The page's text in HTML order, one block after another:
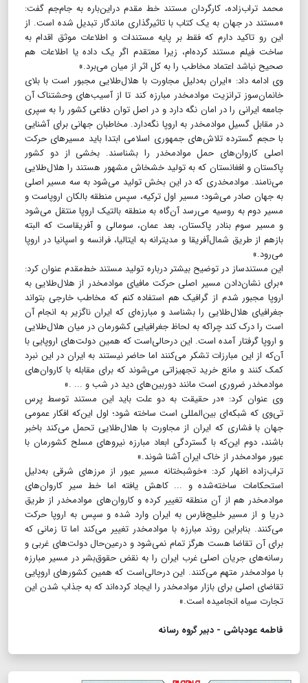
محمد تراب‌زاده، کارگردان مستند خط مقدم دراین‌باره به جام‌جم گفت:
«مستند در جهان به یک کتاب با تاثیرگذاری ماندگار تبدیل شده است. از
این رو تاکید دارم که فقط بر پایه مستندات و اطلاعات موثق اقدام به
ساخت فیلم مستند کرده‌ام، زیرا معتقدم اگر یک داده یا اطلاعات هم
صحیح نباشد اعتماد مخاطب را به کل اثر از میان می‌برد.»
وی ادامه داد: «ایران به‌دلیل مجاورت با هلال‌طلایی مجبور است با بلای
خانمان‌سوز ترانزیت موادمخدر مبارزه کند تا از آسیب‌های وحشتناک آن
جامعه ایرانی را در امان نگه دارد و در اصل توان دفاعی کشور را به سپری
در مقابل گسیل موادمخدر به اروپا نگه‌دارد. مخاطبان جهانی برای آشنایی
با حجم گسترده تلاش‌های جمهوری اسلامی ابتدا باید مسیرهای حرکت
اصلی کاروان‌های حمل موادمخدر را بشناسند. بخشی از دو کشور
پاکستان و افغانستان که به تولید خشخاش مشهور هستند را هلال‌طلایی
می‌نامند. موادمخدری که در این بخش تولید می‌شود به سه مسیر اصلی
به جهان صادر می‌شود؛ مسیر اول ترکیه، سپس منطقه بالکان اروپاست و
مسیر دوم به روسیه می‌رسد آن‌گاه به منطقه بالتیک اروپا منتقل می‌شود
و مسیر سوم بنادر پاکستان، بعد عمان، سومالی و آفریقاست که البته
بازهم از طریق شمال‌آفریقا و مدیترانه به ایتالیا، فرانسه و اسپانیا در اروپا
می‌رود.»
این مستندساز در توضیح بیشتر درباره تولید مستند خط‌مقدم عنوان کرد:
«برای نشان‌دادن مسیر اصلی حرکت مافیای موادمخدر از هلال‌طلایی به
اروپا مجبور شدم از گرافیک هم استفاده کنم که مخاطب خارجی بتواند
جغرافیای هلال‌طلایی را بشناسد و مبارزه‌ای که ایران ناگزیر به انجام آن
است را درک کند چراکه به لحاظ جغرافیایی کشورمان در میان هلال‌طلایی
و اروپا گرفتار آمده است. این درحالی‌است که همین دولت‌های اروپایی با
آن‌که از این مبارزات تشکر می‌کنند اما حاضر نیستند به ایران در این نبرد
کمک کنند و مانع خرید تجهیزاتی می‌شوند که برای مقابله با کاروان‌های
موادمخدر ضروری است مانند دوربین‌های دید در شب و ... .»
وی عنوان کرد: «در حقیقت به دو علت باید این مستند توسط پرس
تی‌وی که شبکه‌ای بین‌المللی است ساخته شود؛ اول این‌که افکار عمومی
جهان با فشاری که ایران از مجاورت با هلال‌طلایی تحمل می‌کند باخبر
باشند، دوم این‌که با گستردگی ابعاد مبارزه نیروهای مسلح کشورمان با
عبور موادمخدر از خاک ایران آشنا شوند.»
تراب‌زاده اظهار کرد: «خوشبختانه مسیر عبور از مرزهای شرقی به‌دلیل
استحکامات ساخته‌شده و ... کاهش یافته اما خط سیر کاروان‌های
موادمخدر هم از آن منطقه تغییر کرده و کاروان‌های موادمخدر از طریق
دریا و از مسیر خلیج‌فارس به ایران وارد شده و سپس به اروپا حرکت
می‌کنند. بنابراین روند مبارزه با موادمخدر تغییر می‌کند اما تا زمانی که
برای آن تقاضا هست هرگز تمام نمی‌شود و درعین‌حال دولت‌های غربی و
رسانه‌های جریان اصلی غرب ایران را به نقض حقوق‌بشر در مسیر مبارزه
با موادمخدر متهم می‌کنند. این درحالی‌است که همین کشورهای اروپایی
تقاضای اصلی برای بازار موادمخدر را ایجاد کرده‌اند که به جذاب شدن این
تجارت سیاه انجامیده است.»
فاطمه عودباشی - دبیر گروه رسانه